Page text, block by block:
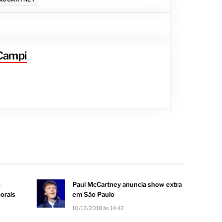
Paul McCartney anuncia show extra
em São Paulo
10/12/2018 às 14:42